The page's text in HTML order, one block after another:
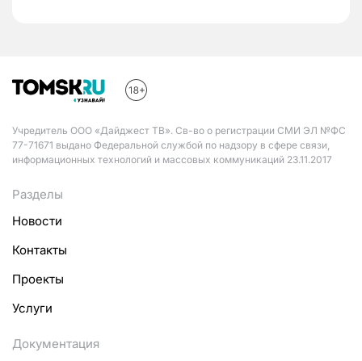
Учредитель ООО «Дайджест ТВ». Св-во о регистрации СМИ ЭЛ №ФС
77-71671 выдано Федеральной службой по надзору в сфере связи,
информационных технологий и массовых коммуникаций 23.11.2017
Разделы
Новости
Контакты
Проекты
Услуги
Документация